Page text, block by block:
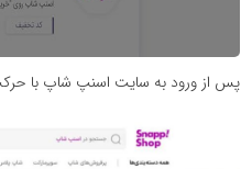
پس از ورود به سایت اسنپ شاپ با